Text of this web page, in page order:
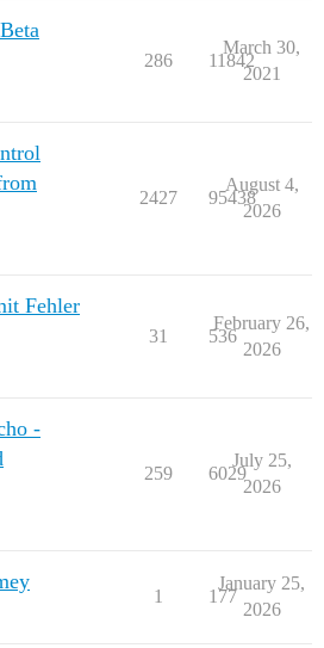
286 11842
March 30,
2021
2427 95438
August 4,
2026
Fehler
31 536
February 26,
2026
-
259 6029
July 25,
2026
1 177
January 25,
2026